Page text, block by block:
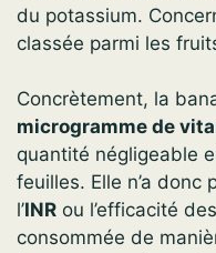
du potassium.
classée parmi les
Concrètement, la
microgramme de
quantité négligeable
feuilles. Elle n’a donc
l’INR ou l’efficacité des
consommée de